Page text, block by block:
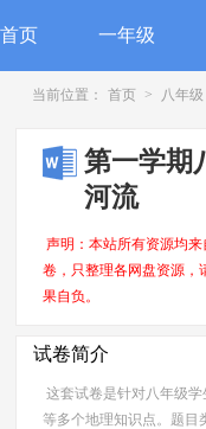
首页 一年级
当前位置： 首页 > 八年级
第一学期
河流
声明：本站所有资源均
卷，只整理各网盘资源，
果自负。
试卷简介
这套试卷是针对八年级
等多个地理知识点。题目